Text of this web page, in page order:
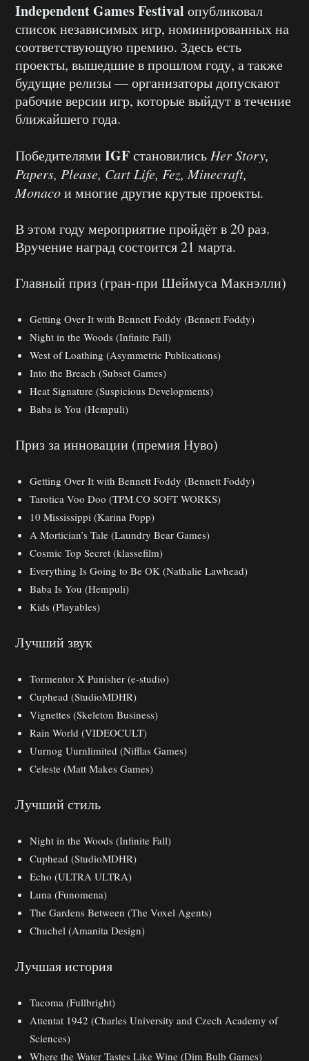
Independent Games Festival опубликовал
список независимых игр, номинированных на
соответствующую премию. Здесь есть
проекты, вышедшие в прошлом году, а также
будущие релизы — организаторы допускают
рабочие версии игр, которые выйдут в течение
ближайшего года.
Победителями IGFстановилисьHer Story,
Papers, Please, Cart Life, Fez, Minecraft,
Monacoи многие другие крутые проекты.
В этом году мероприятие пройдёт в 20 раз.
Вручение наград состоится 21 марта.
Главный приз (гран-при Шеймуса Макнэлли)
Getting Over It with Bennett Foddy (Bennett Foddy)
Night in the Woods (Infinite Fall)
West of Loathing (Asymmetric Publications)
Into the Breach (Subset Games)
Heat Signature (Suspicious Developments)
Baba is You (Hempuli)
Приз за инновации (премия Нуво)
Getting Over It with Bennett Foddy (Bennett Foddy)
Tarotica Voo Doo (TPM.CO SOFT WORKS)
10 Mississippi (Karina Popp)
A Mortician’s Tale (Laundry Bear Games)
Cosmic Top Secret (klassefilm)
Everything Is Going to Be OK (Nathalie Lawhead)
Baba Is You (Hempuli)
Kids (Playables)
Лучший звук
Tormentor X Punisher (e-studio)
Cuphead (StudioMDHR)
Vignettes (Skeleton Business)
Rain World (VIDEOCULT)
Uurnog Uurnlimited (Nifflas Games)
Celeste (Matt Makes Games)
Лучший стиль
Night in the Woods (Infinite Fall)
Cuphead (StudioMDHR)
Echo (ULTRA ULTRA)
Luna (Funomena)
The Gardens Between (The Voxel Agents)
Chuchel (Amanita Design)
Лучшая история
Tacoma (Fullbright)
Attentat 1942 (Charles University and Czech Academy of
Sciences)
Where the Water Tastes Like Wine (Dim Bulb Games)